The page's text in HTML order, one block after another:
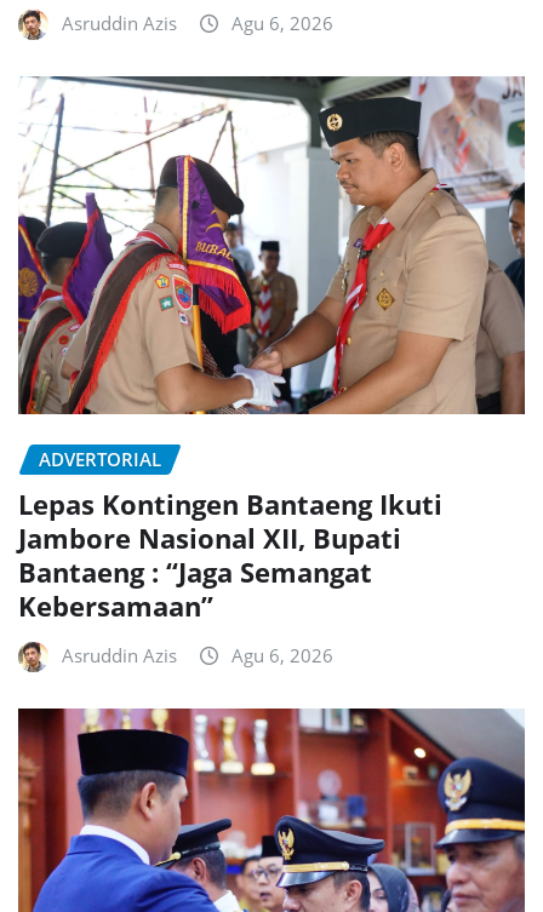
Asruddin Azis Agu 6, 2026
ADVERTORIAL
Lepas Kontingen Bantaeng Ikuti
Jambore Nasional XII, Bupati
Bantaeng : “Jaga Semangat
Kebersamaan”
Asruddin Azis Agu 6, 2026